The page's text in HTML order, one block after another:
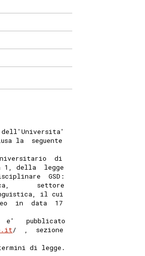
la  seguente
di
1, della  legge
GSD:
settore
il cui
in  data  17
e'   pubblicato
/  ,  sezione
di legge.